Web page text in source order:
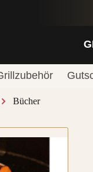
Bücher